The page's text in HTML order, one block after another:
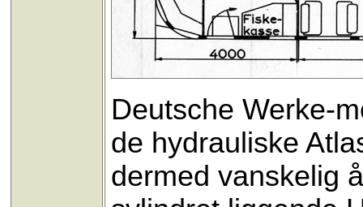
Deutsche Werke-
de hydrauliske
dermed vanskelig